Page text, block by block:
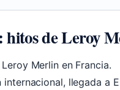
hitos de Leroy
Merlin en Francia.
internacional, llegada a